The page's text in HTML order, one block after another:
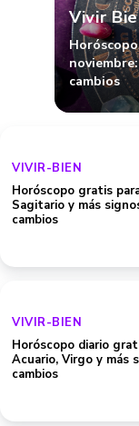
Vivir
cambios
VIVIR-BIEN
Horóscopo gratis
Sagitario y más
cambios
VIVIR-BIEN
Horóscopo diario
Acuario, Virgo y más
cambios